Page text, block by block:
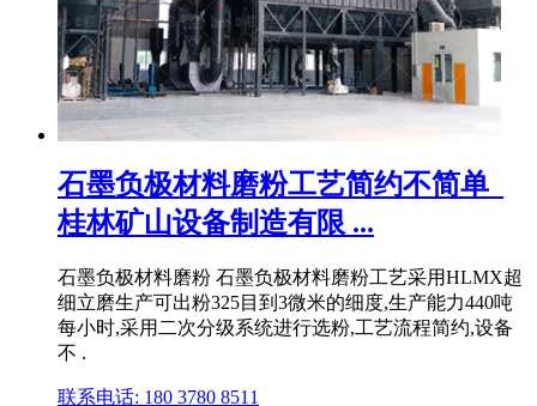
石墨负极材料磨粉工艺简约不简单_
桂林矿山设备制造有限 ...
石墨负极材料磨粉 石墨负极材料磨粉工艺采用HLMX超
细立磨生产可出粉325目到3微米的细度,生产能力440吨
每小时,采用二次分级系统进行选粉,工艺流程简约,设备
不 .
联系电话: 180 3780 8511